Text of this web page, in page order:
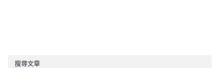
搜尋文章